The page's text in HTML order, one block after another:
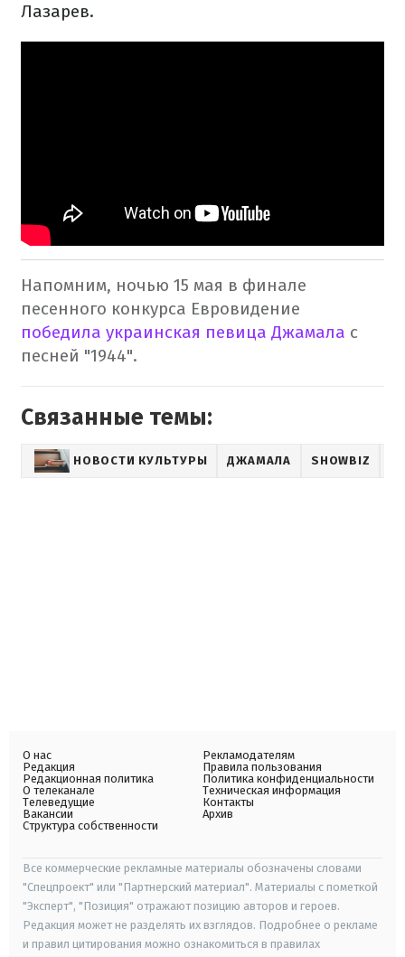
Лазарев.
Напомним, ночью 15 мая в финале
песенного конкурса Евровидение
победила украинская певица Джамала с
песней "1944".
Связанные темы:
НОВОСТИ КУЛЬТУРЫ ДЖАМАЛА SHOWBIZ
О нас
Редакция
Редакционная политика
О телеканале
Телеведущие
Вакансии
Структура собственности
Рекламодателям
Правила пользования
Политика конфиденциальности
Техническая информация
Контакты
Архив
Все коммерческие рекламные материалы обозначены словами
"Спецпроект" или "Партнерский материал". Материалы с пометкой
"Эксперт", "Позиция" отражают позицию авторов и героев.
Редакция может не разделять их взглядов. Подробнее о рекламе
и правил цитирования можно ознакомиться в правилах